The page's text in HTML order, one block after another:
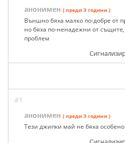
анонимен ( преди 3 години )
Външно бяха малко по-добре от
но бяха по-ненадежни от същите,
проблем
#1
анонимен ( преди 3 години )
Тези джипки май не бяха